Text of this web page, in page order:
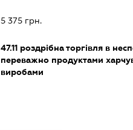
5 375 грн.
47.11 роздрібна торгівля в
переважно продуктами
виробами